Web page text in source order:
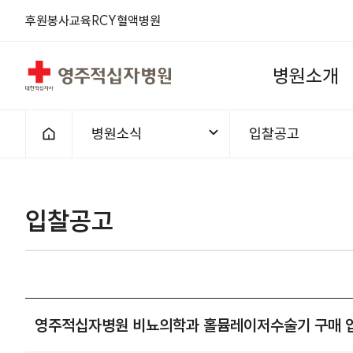
후원봉사교육 RCY혈액병원
영주적십자병원 병원소개
홈으로
병원소식 입찰공고
입찰공고
영주적십자병원 비뇨의학과 홀뮴레이저수술기 구매